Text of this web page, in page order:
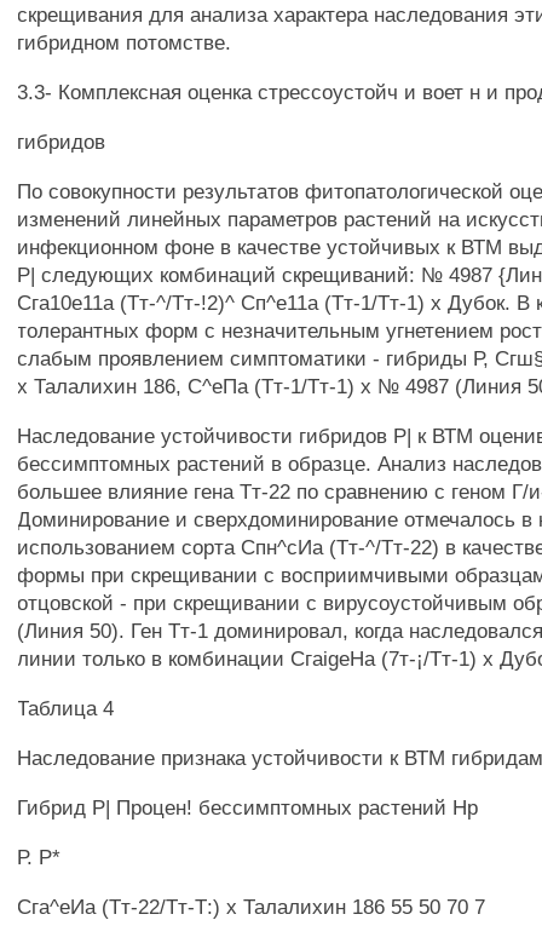
скрещивания для анализа характера наследования
гибридном потомстве.
3.3- Комплексная оценка стрессоустойч и воет н и
гибридов
По совокупности результатов фитопатологической
изменений линейных параметров растений на
инфекционном фоне в качестве устойчивых к ВТМ
Р| следующих комбинаций скрещиваний: № 4987
Сга10е11а (Тт-^/Тт-!2)^ Сп^е11а (Тт-1/Тт-1) х Дубок. В
толерантных форм с незначительным угнетением
слабым проявлением симптоматики - гибриды Р,
х Талалихин 186, С^еПа (Тт-1/Тт-1) х № 4987 (Линия
Наследование устойчивости гибридов Р| к ВТМ
бессимптомных растений в образце. Анализ
большее влияние гена Тт-22 по сравнению с геном Г/
Доминирование и сверхдоминирование отмечалось в
использованием сорта Спн^сИа (Тт-^/Тт-22) в
формы при скрещивании с восприимчивыми
отцовской - при скрещивании с вирусоустойчивым
(Линия 50). Ген Тт-1 доминировал, когда
линии только в комбинации CгaigeHa (7т-¡/Тт-1) х
Таблица 4
Наследование признака устойчивости к ВТМ
Гибрид Р| Процен! бессимптомных растений Нр
Р. Р*
Сга^еИа (Тт-22/Тт-Т:) х Талалихин 186 55 50 70 7